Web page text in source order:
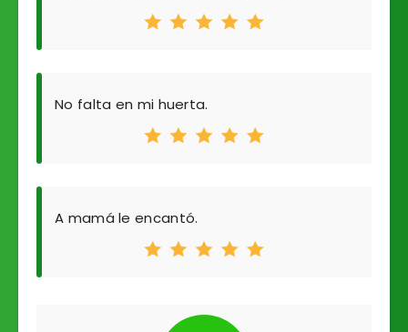
No falta en mi huerta.
A mamá le encantó.